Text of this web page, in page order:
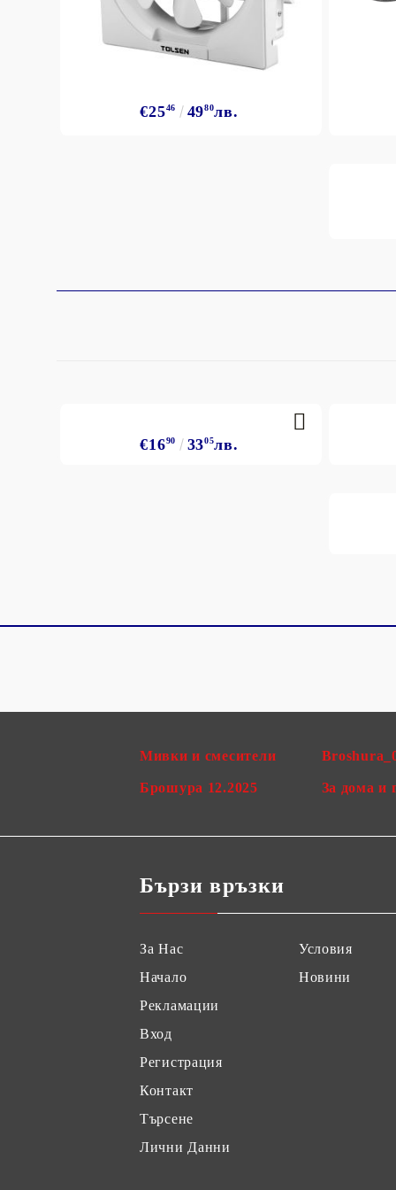
€2546 4980лв.
€1690 3305лв.
Мивки и смесители
Брошура 12.2025 За дома и
Бързи връзки
За Нас
Начало
Рекламации
Вход
Регистрация
Контакт
Търсене
Лични Данни
Условия
Новини